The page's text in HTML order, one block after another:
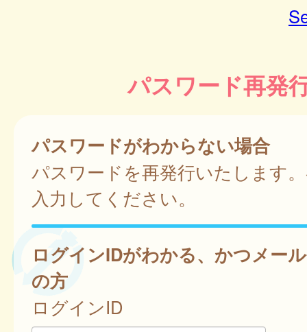
パスワード再発
パスワードがわからない場合
パスワードを再発行いたします
入力してください。
ログインIDがわかる、かつメー
の方
ログインID